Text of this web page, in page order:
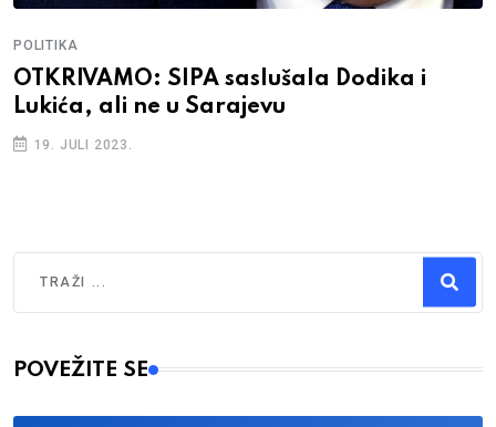
POLITIKA
OTKRIVAMO: SIPA saslušala Dodika i
Lukića, ali ne u Sarajevu
19. JULI 2023.
Type 2 or more characters for results.
POVEŽITE SE